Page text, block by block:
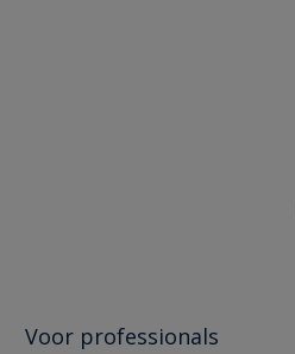
Voor professionals